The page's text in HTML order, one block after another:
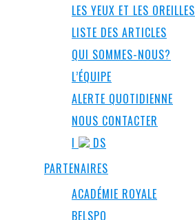
LES YEUX ET LES OREILLES
LISTE DES ARTICLES
QUI SOMMES-NOUS?
L’ÉQUIPE
ALERTE QUOTIDIENNE
NOUS CONTACTER
I
DS
PARTENAIRES
ACADÉMIE ROYALE
BELSPO